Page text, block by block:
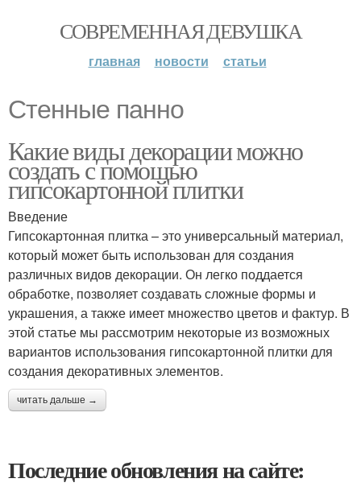
СОВРЕМЕННАЯ ДЕВУШКА
главная новости статьи
Стенные панно
Какие виды декорации можно
создать с помощью
гипсокартонной плитки
Введение
Гипсокартонная плитка – это универсальный материал,
который может быть использован для создания
различных видов декорации. Он легко поддается
обработке, позволяет создавать сложные формы и
украшения, а также имеет множество цветов и фактур. В
этой статье мы рассмотрим некоторые из возможных
вариантов использования гипсокартонной плитки для
создания декоративных элементов.
читать дальше →
Последние обновления на сайте: